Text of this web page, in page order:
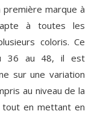
marque à
à toutes les
coloris. Ce
36 au 48, il est
sur une variation
au niveau de la
tout en mettant en